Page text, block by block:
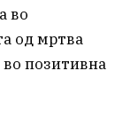
во
од мртва
во позитивна